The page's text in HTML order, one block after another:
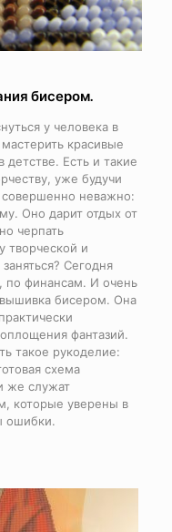
бисером.
у человека в
красивые
Есть и такие
уже будучи
неважно:
Оно дарит отдых от
черпать
творческой и
Сегодня
по финансам. И очень
бисером. Она
фантазий.
такое рукоделие:
схема
же служат
которые уверены в
ошибки.